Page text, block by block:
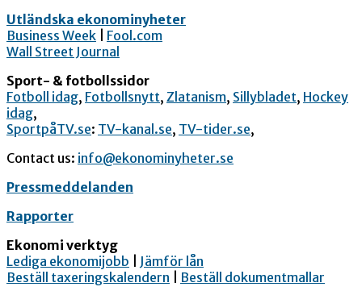
Utländska ekonominyheter
Business Week
Fool.com
Wall Street Journal
Sport- & fotbollssidor
Fotboll idag, Fotbollsnytt, Zlatanism, Sillybladet, Hockey
idag,
SportpåTV.se: TV-kanal.se, TV-tider.se,
Contact us: info@ekonominyheter.se
Pressmeddelanden
Rapporter
Ekonomi verktyg
Lediga ekonomijobb
Jämför lån
Beställ taxeringskalendern
Beställ dokumentmallar